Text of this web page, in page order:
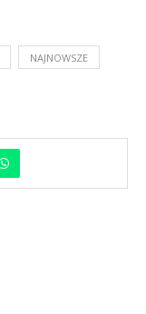
NAJNOWSZE